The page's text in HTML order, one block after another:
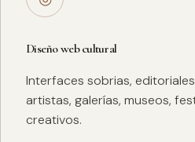
Diseño web cultural
Interfaces sobrias,
artistas, galerías, museos,
creativos.